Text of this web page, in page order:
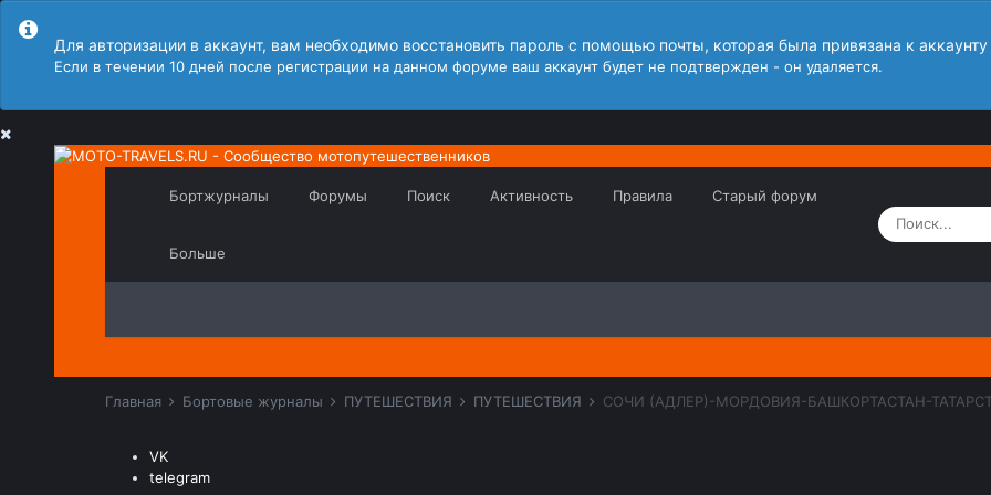
Для авторизации в аккаунт, вам необходимо восстановить пароль с помощью почты, которая была привязана к
Если в течении 10 дней после регистрации на данном форуме ваш аккаунт будет не подтвержден - он удаляется.
Бортжурналы Форумы Поиск Активность Правила Старый форум
Больше
Главная Бортовые журналы ПУТЕШЕСТВИЯ ПУТЕШЕСТВИЯ
VK
telegram